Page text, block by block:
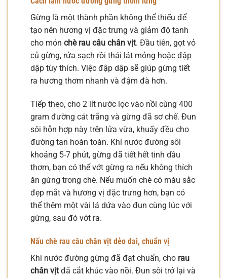
Gừng là một thành phần không thể thiếu để
tạo nên hương vị đặc trưng và giảm độ tanh
cho món chè rau câu chân vịt. Đầu tiên, gọt vỏ
củ gừng, rửa sạch rồi thái lát mỏng hoặc đập
dập tùy thích. Việc đập dập sẽ giúp gừng tiết
ra hương thơm nhanh và đậm đà hơn.
Tiếp theo, cho 2 lít nước lọc vào nồi cùng 400
gram đường cát trắng và gừng đã sơ chế. Đun
sôi hỗn hợp này trên lửa vừa, khuấy đều cho
đường tan hoàn toàn. Khi nước đường sôi
khoảng 5-7 phút, gừng đã tiết hết tinh dầu
thơm, bạn có thể vớt gừng ra nếu không thích
ăn gừng trong chè. Nếu muốn chè có màu sắc
đẹp mắt và hương vị đặc trưng hơn, bạn có
thể thêm một vài lá dứa vào đun cùng lúc với
gừng, sau đó vớt ra.
Nấu chè rau câu chân vịt dẻo dai, chuẩn vị
Khi nước đường gừng đã đạt chuẩn, cho rau
chân vịtđã cắt khúc vào nồi. Đun sôi trở lại và